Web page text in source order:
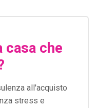
casa che
all'acquisto
stress e